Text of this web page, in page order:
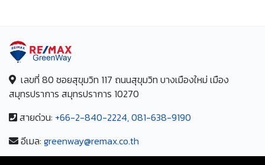
เลขที่ 80 ซอยสุขุมวิท 117 ถนนสุขุมวิท บางเมืองใหม่ เมือง
สมุทรปราการ สมุทรปราการ 10270
สายด่วน: +66-2-840-2224, 081-638-9190
อีเมล: greenway@remax.co.th